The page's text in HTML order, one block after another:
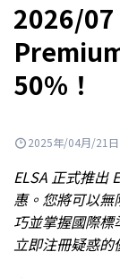
2026/07
50%！
2025年/04月/21
ELSA 正式推出
惠。您將可以
巧並掌握國際標
立即注冊疑惑的